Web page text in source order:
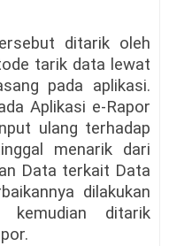
ditarik oleh
tarik data lewat
pada aplikasi.
Aplikasi e-Rapor
ulang terhadap
menarik dari
Data terkait Data
dilakukan
kemudian ditarik